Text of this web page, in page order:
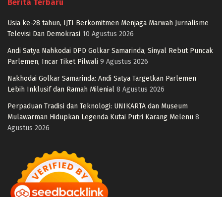
Berita Terbaru
Usia ke-28 tahun, IJTI Berkomitmen Menjaga Marwah Jurnalisme
Televisi Dan Demokrasi 10 Agustus 2026
Andi Satya Nahkodai DPD Golkar Samarinda, Sinyal Rebut Puncak
Parlemen, Incar Tiket Pilwali 9 Agustus 2026
Nakhodai Golkar Samarinda: Andi Satya Targetkan Parlemen
Lebih Inklusif dan Ramah Milenial 8 Agustus 2026
Perpaduan Tradisi dan Teknologi: UNIKARTA dan Museum
Mulawarman Hidupkan Legenda Kutai Putri Karang Melenu 8
Agustus 2026